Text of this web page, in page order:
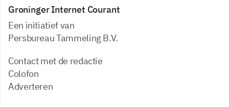
Groninger Internet Courant
Een initiatief van
Persbureau Tammeling B.V.
Contact met de redactie
Colofon
Adverteren